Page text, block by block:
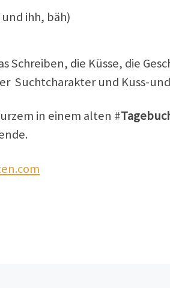
ihh, bäh)
Schreiben, die Küsse, die
Suchtcharakter und Kuss-
in einem alten #